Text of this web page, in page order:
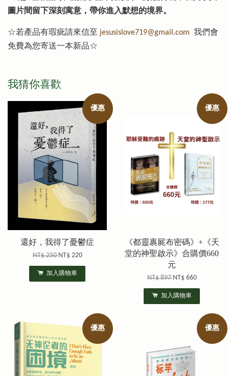
圖片間留下深刻寓意，帶你進入默想的境界。
☆若產品有瑕疵請來信至 jesusislove719@gmail.com 我們會
免費為您寄送一本新品☆
我猜你喜歡
優惠
還好，我得了憂鬱症
NT$ 250NT$ 220
加入購物車
優惠
《都靈裹屍布密碼》+《天
堂的神聖啟示》合購價660
元
NT$ 897NT$ 660
加入購物車
優惠 優惠